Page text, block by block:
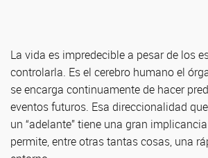
La vida es impredecible a pesar de los
controlarla. Es el cerebro humano el
se encarga continuamente de hacer
eventos futuros. Esa direccionalidad
un “adelante” tiene una gran
permite, entre otras tantas cosas, una